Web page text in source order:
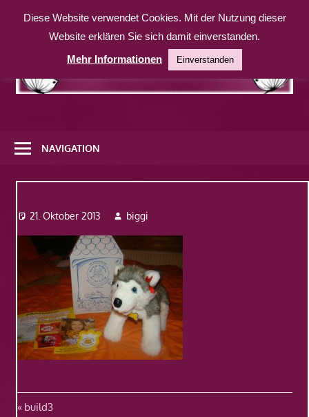
Inhalt
weitere
Website
NAVIGATION
21. Oktober 2013 biggi
Beitragsnavigation
Vorheriger
build3
Diese Website verwendet Cookies. Mit der Nutzung dieser
Website erklären Sie sich damit einverstanden.
Mehr Informationen
Einverstanden